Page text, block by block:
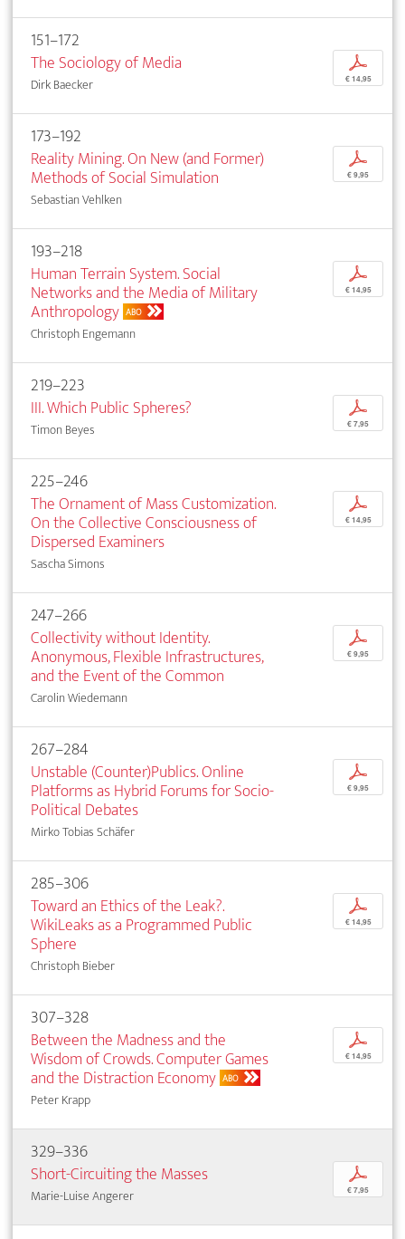
151–172
The Sociology of Media
Dirk Baecker
p
€ 14,95
173–192
Reality Mining. On New (and Former)
Methods of Social Simulation
Sebastian Vehlken
p
€ 9,95
193–218
Human Terrain System. Social
Networks and the Media of Military
Anthropology ABO
Christoph Engemann
p
€ 14,95
219–223
III. Which Public Spheres?
Timon Beyes
p
€ 7,95
225–246
The Ornament of Mass Customization.
On the Collective Consciousness of
Dispersed Examiners
Sascha Simons
p
€ 14,95
247–266
Collectivity without Identity.
Anonymous, Flexible Infrastructures,
and the Event of the Common
Carolin Wiedemann
p
€ 9,95
267–284
Unstable (Counter)Publics. Online
Platforms as Hybrid Forums for Socio-
Political Debates
Mirko Tobias Schäfer
p
€ 9,95
285–306
Toward an Ethics of the Leak?.
WikiLeaks as a Programmed Public
Sphere
Christoph Bieber
p
€ 14,95
307–328
Between the Madness and the
Wisdom of Crowds. Computer Games
and the Distraction Economy ABO
Peter Krapp
p
€ 14,95
329–336
Short-Circuiting the Masses
Marie-Luise Angerer
p
€ 7,95